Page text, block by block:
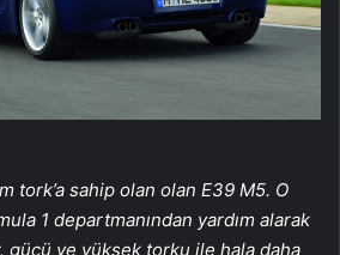
tork’a sahip olan olan E39 M5. O
1 departmanından yardım alarak
gücü ve yüksek torku ile hala daha